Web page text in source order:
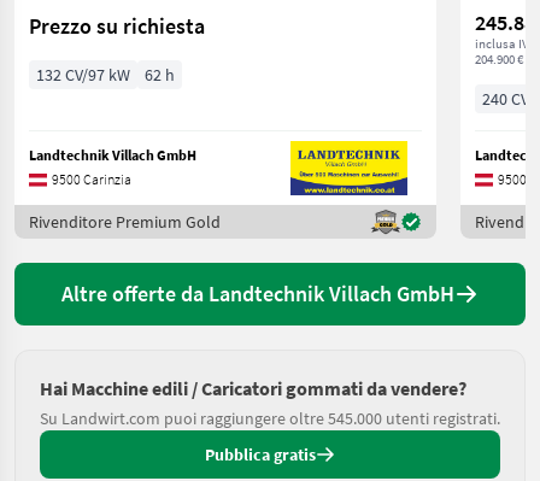
Prezzo su richiesta
132 CV/97 kW 62 h
Landtechnik Villach GmbH
9500 Carinzia
Rivenditore Premium Gold
inclusa IVA
204.900 €
240 CV/
9500
Altre offerte da Landtechnik Villach GmbH
Hai Macchine edili / Caricatori gommati da vendere?
Su Landwirt.com puoi raggiungere oltre 545.000 utenti registrati.
Pubblica gratis